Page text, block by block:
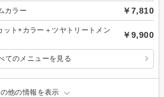
カラー ￥7,810
ット+カラー＋ツヤトリートメン
￥9,900
てのメニューを見る
他の情報を表示